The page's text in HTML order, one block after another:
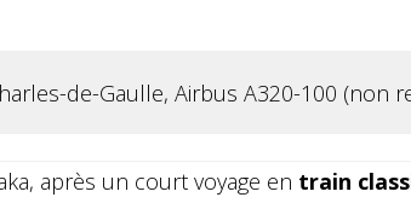
de-Gaulle, Airbus A320-100 (non
après un court voyage en train